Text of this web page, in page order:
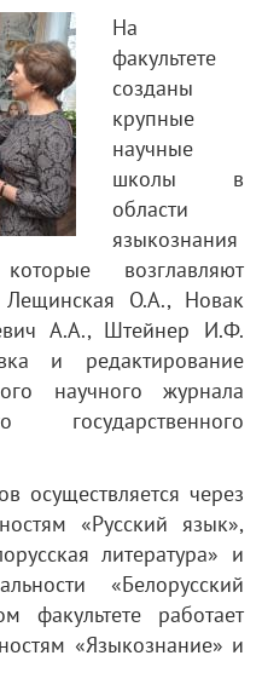
На
факультете
созданы
крупные
научные
школы в
области
языкознания
возглавляют
О.А., Новак
А.А., Штейнер И.Ф.
и редактирование
научного журнала
государственного
осуществляется через
«Русский язык»,
литература» и
«Белорусский
факультете работает
«Языкознание» и